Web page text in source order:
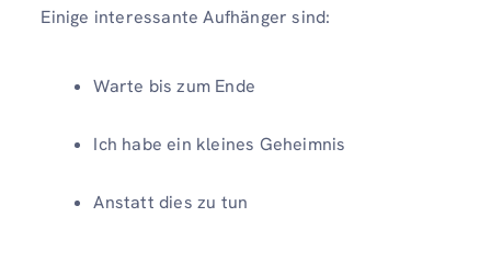
Einige interessante Aufhänger sind:
Warte bis zum Ende
Ich habe ein kleines Geheimnis
Anstatt dies zu tun